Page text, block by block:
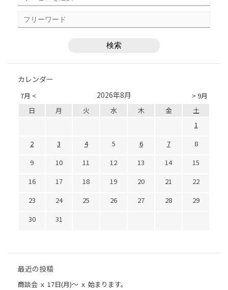
カレンダー
7月 < > 9月
2026年8月
日 月 火 水 木 金
土
1
2
3 4 5 6 7
8
9
10 11 12 13 14
15
16
17 18 19 20 21
22
23
24 25 26 27 28
29
30
31
最近の投稿
商談会 ｘ 17日(月)～ ｘ 始まります。